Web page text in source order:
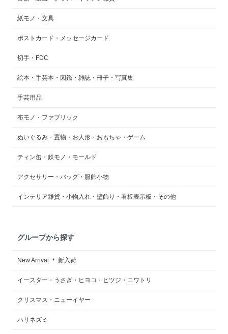
紙モノ・文具
ポストカード・メッセージカード
切手・FDC
絵本・手芸本・図鑑・雑誌・冊子・写真集
手芸用品
布モノ・ファブリック
ぬいぐるみ・置物・お人形・おもちゃ・ゲーム
ティン缶・鉄モノ・モールド
アクセサリー・バッグ・服飾小物
インテリア雑貨・小物入れ・壁飾り・看板表示板・その他
グループから探す
New Arrival ＊ 新入荷
イースター・うさぎ・ヒヨコ・ヒツジ・ニワトリ
クリスマス・ニューイヤー
ハリネズミ